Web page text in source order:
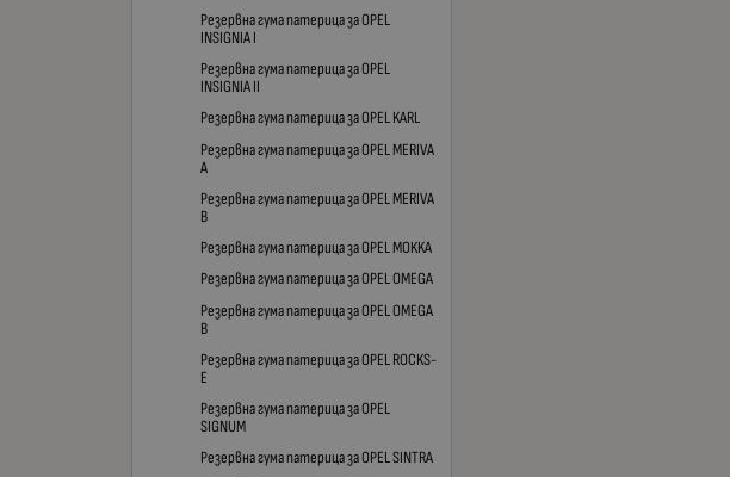
Резервна гума патерица за OPEL
INSIGNIA I
Резервна гума патерица за OPEL
INSIGNIA II
Резервна гума патерица за OPEL KARL
Резервна гума патерица за OPEL MERIVA
A
Резервна гума патерица за OPEL MERIVA
B
Резервна гума патерица за OPEL MOKKA
Резервна гума патерица за OPEL OMEGA
Резервна гума патерица за OPEL OMEGA
B
Резервна гума патерица за OPEL ROCKS-
E
Резервна гума патерица за OPEL
SIGNUM
Резервна гума патерица за OPEL SINTRA